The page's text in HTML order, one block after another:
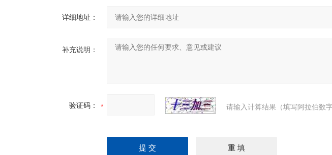
详细地址：
补充说明：
验证码： 请输入计算结果（填写阿拉伯数